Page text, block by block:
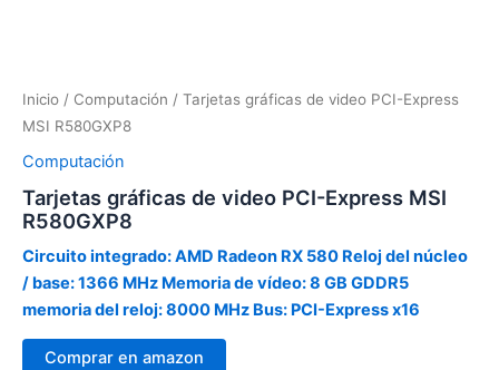
Inicio / Computación / Tarjetas gráficas de video PCI-Express
MSI R580GXP8
Computación
Tarjetas gráficas de video PCI-Express MSI
R580GXP8
Circuito integrado: AMD Radeon RX 580 Reloj del núcleo
/ base: 1366 MHz Memoria de vídeo: 8 GB GDDR5
memoria del reloj: 8000 MHz Bus: PCI-Express x16
Comprar en amazon